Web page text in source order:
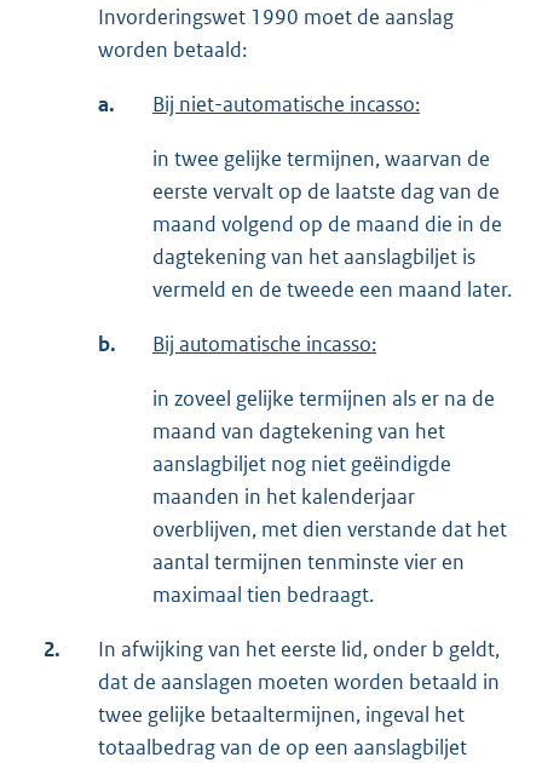
Invorderingswet 1990 moet de aanslag
worden betaald:
a. Bij niet-automatische incasso:
in twee gelijke termijnen, waarvan de
eerste vervalt op de laatste dag van de
maand volgend op de maand die in de
dagtekening van het aanslagbiljet is
vermeld en de tweede een maand later.
b. Bij automatische incasso:
in zoveel gelijke termijnen als er na de
maand van dagtekening van het
aanslagbiljet nog niet geëindigde
maanden in het kalenderjaar
overblijven, met dien verstande dat het
aantal termijnen tenminste vier en
maximaal tien bedraagt.
2.
In afwijking van het eerste lid, onder b geldt,
dat de aanslagen moeten worden betaald in
twee gelijke betaaltermijnen, ingeval het
totaalbedrag van de op een aanslagbiljet